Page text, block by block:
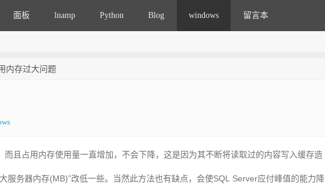
面板 lnamp Python Blog windows 留言本
内存过大问题
且占用内存使用量一直增加，不会下降，这是因为其不断将读取过的内容写入缓存造
服务器内存(MB)”改低一些。当然此方法也有缺点，会使SQL Server应付峰值的能力降